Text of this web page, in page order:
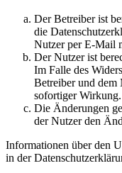
Der Betreiber ist
die
Nutzer per E-Mail
Der Nutzer ist
Im Falle des
Betreiber und dem
sofortiger Wirkung.
Die Änderungen
der Nutzer den
Informationen über den
in der